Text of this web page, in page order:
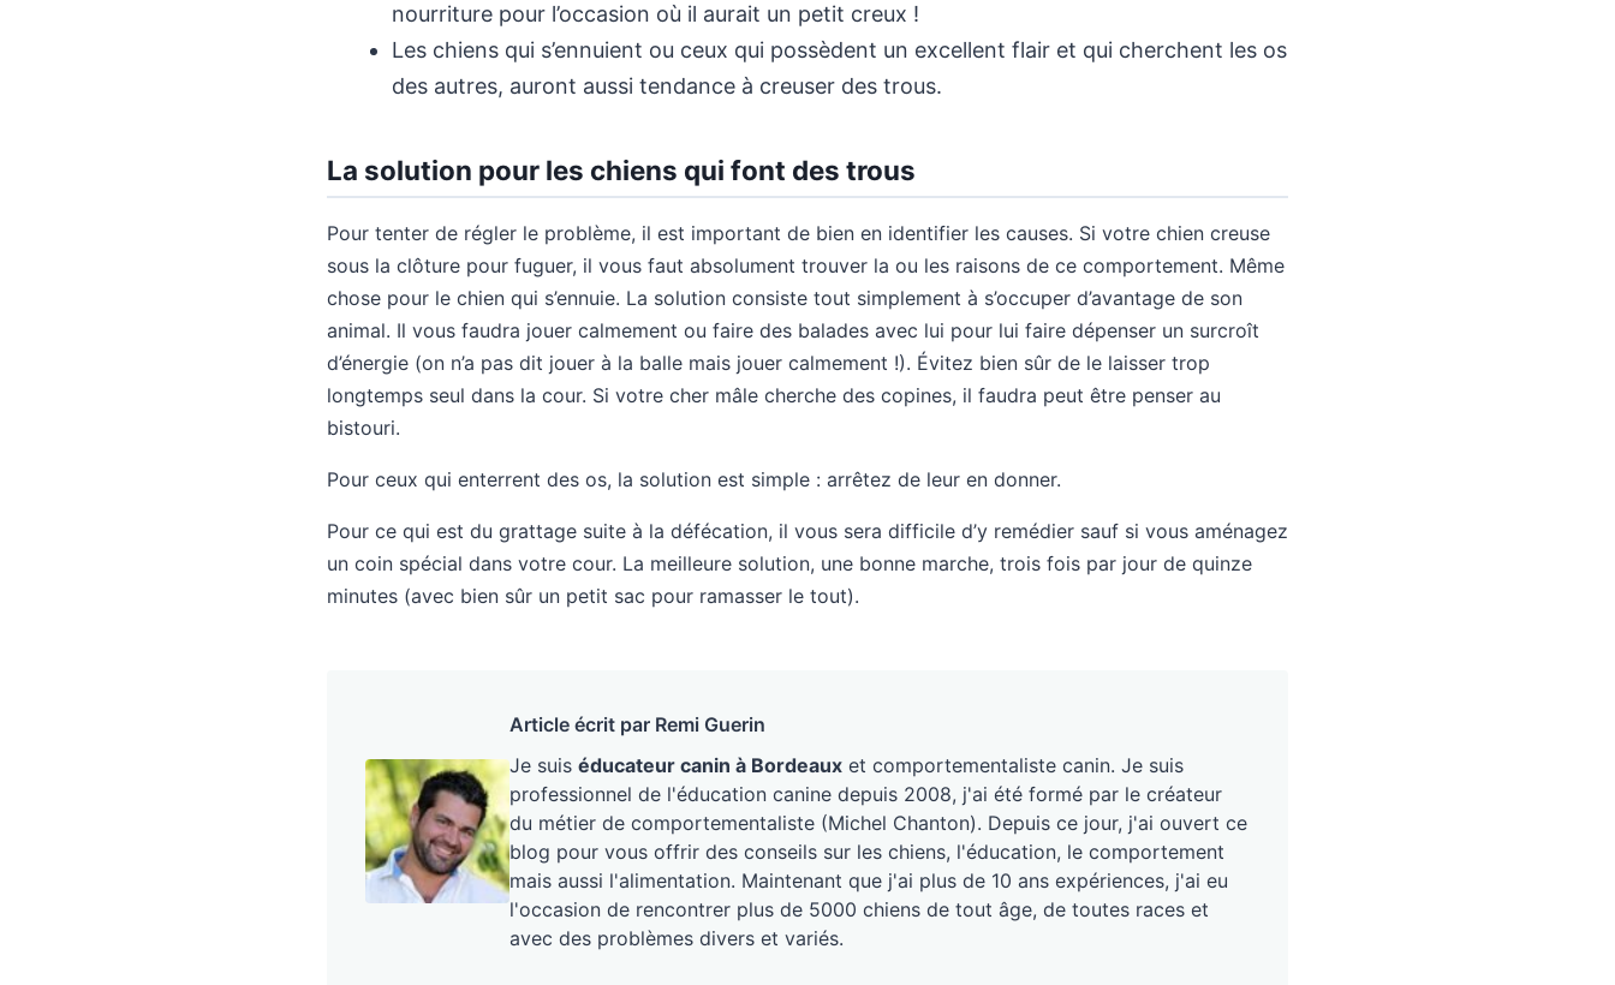
nourriture pour l’occasion où il aurait un petit creux !
Les chiens qui s’ennuient ou ceux qui possèdent un excellent flair et qui cherchent les os
des autres, auront aussi tendance à creuser des trous.
La solution pour les chiens qui font des trous
Pour tenter de régler le problème, il est important de bien en identifier les causes. Si votre chien creuse
sous la clôture pour fuguer, il vous faut absolument trouver la ou les raisons de ce comportement. Même
chose pour le chien qui s’ennuie. La solution consiste tout simplement à s’occuper d’avantage de son
animal. Il vous faudra jouer calmement ou faire des balades avec lui pour lui faire dépenser un surcroît
d’énergie (on n’a pas dit jouer à la balle mais jouer calmement !). Évitez bien sûr de le laisser trop
longtemps seul dans la cour. Si votre cher mâle cherche des copines, il faudra peut être penser au
bistouri.
Pour ceux qui enterrent des os, la solution est simple : arrêtez de leur en donner.
Pour ce qui est du grattage suite à la défécation, il vous sera difficile d’y remédier sauf si vous aménagez
un coin spécial dans votre cour. La meilleure solution, une bonne marche, trois fois par jour de quinze
minutes (avec bien sûr un petit sac pour ramasser le tout).
Article écrit par Remi Guerin
Je suis éducateur canin à Bordeaux et comportementaliste canin. Je suis
professionnel de l'éducation canine depuis 2008, j'ai été formé par le créateur
du métier de comportementaliste (Michel Chanton). Depuis ce jour, j'ai ouvert ce
blog pour vous offrir des conseils sur les chiens, l'éducation, le comportement
mais aussi l'alimentation. Maintenant que j'ai plus de 10 ans expériences, j'ai eu
l'occasion de rencontrer plus de 5000 chiens de tout âge, de toutes races et
avec des problèmes divers et variés.